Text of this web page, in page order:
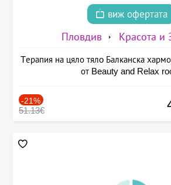
виж офертата
Пловдив Красота и
Tерапия на цяло тялo Балканска
от Beauty and Relax
-21%
51.13€